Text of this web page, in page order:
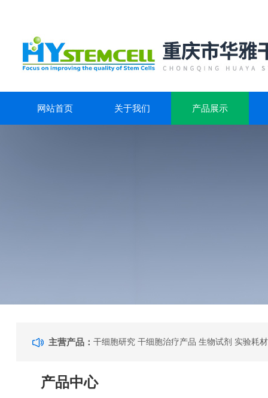
网站首页 关于我们 产品展示
主营产品：干细胞研究 干细胞治疗产品 生物试剂 实验耗
产品中心